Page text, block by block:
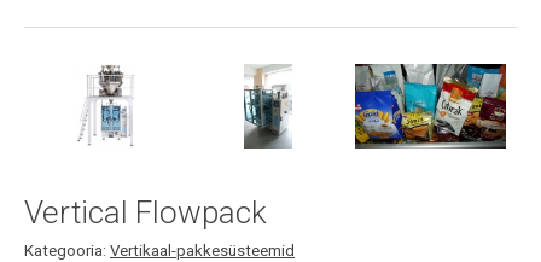
Vertical Flowpack
Kategooria: Vertikaal-pakkesüsteemid